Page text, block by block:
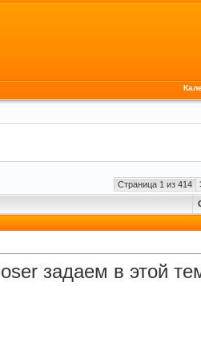
Страница 1 из 414
задаем в этой